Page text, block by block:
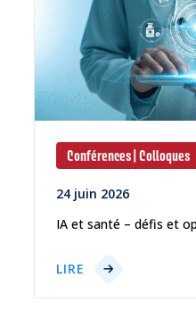
Conférences | Colloques
24 juin 2026
IA et santé – défis et
LIRE